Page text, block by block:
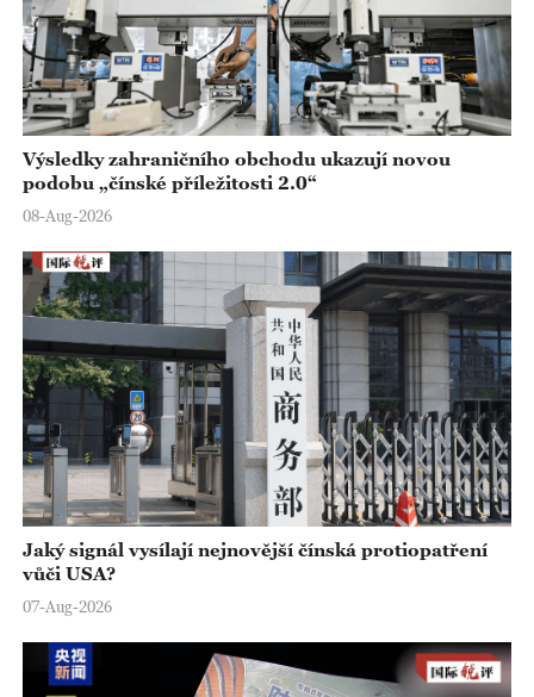
Výsledky zahraničního obchodu ukazují novou
podobu „čínské příležitosti 2.0“
08-Aug-2026
Jaký signál vysílají nejnovější čínská protiopatření
vůči USA?
07-Aug-2026